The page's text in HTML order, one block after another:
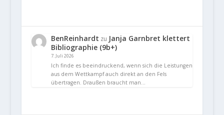
BenReinhardt zu Janja Garnbret klettert
Bibliographie (9b+)
7. Juli 2026
Ich finde es beeindruckend, wenn sich die Leistungen
aus dem Wettkampf auch direkt an den Fels
übertragen. Draußen braucht man…